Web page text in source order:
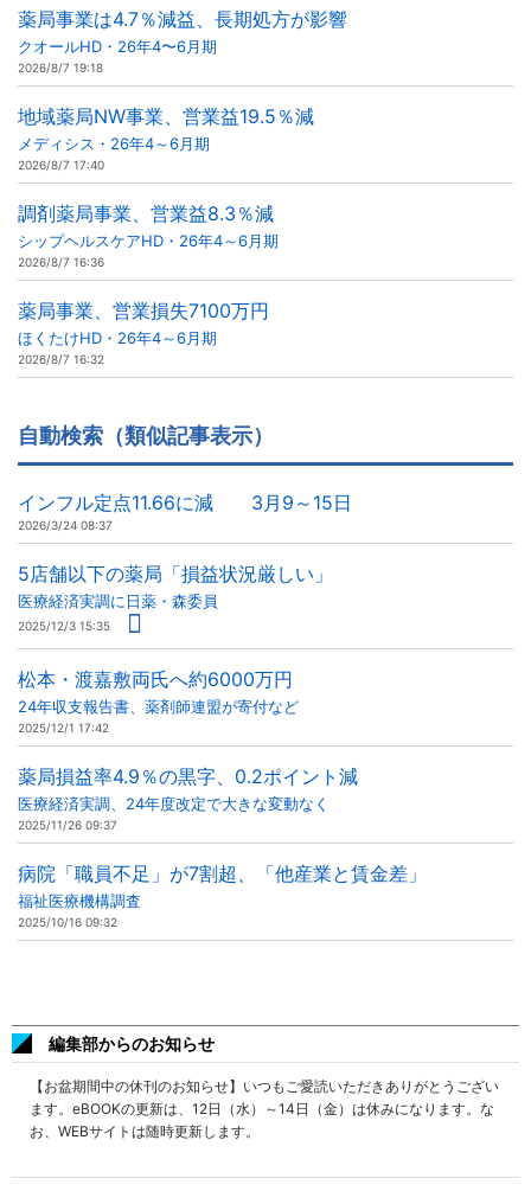
薬局事業は4.7％減益、長期処方が影響
クオールHD・26年4〜6月期
2026/8/7 19:18
地域薬局NW事業、営業益19.5％減
メディシス・26年4～6月期
2026/8/7 17:40
調剤薬局事業、営業益8.3％減
シップヘルスケアHD・26年4～6月期
2026/8/7 16:36
薬局事業、営業損失7100万円
ほくたけHD・26年4～6月期
2026/8/7 16:32
自動検索（類似記事表示）
インフル定点11.66に減 3月9～15日
2026/3/24 08:37
5店舗以下の薬局「損益状況厳しい」
医療経済実調に日薬・森委員
2025/12/3 15:35
松本・渡嘉敷両氏へ約6000万円
24年収支報告書、薬剤師連盟が寄付など
2025/12/1 17:42
薬局損益率4.9％の黒字、0.2ポイント減
医療経済実調、24年度改定で大きな変動なく
2025/11/26 09:37
病院「職員不足」が7割超、「他産業と賃金差」
福祉医療機構調査
2025/10/16 09:32
編集部からのお知らせ
【お盆期間中の休刊のお知らせ】いつもご愛読いただきありがとうござい
ます。eBOOKの更新は、12日（水）～14日（金）は休みになります。な
お、WEBサイトは随時更新します。